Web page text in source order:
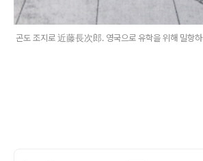
곤도 조지로 近藤長次郎. 영국으로 유학을 위해 밀항